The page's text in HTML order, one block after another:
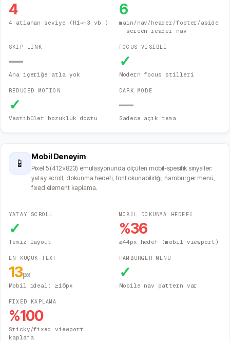
4
4 atlanan seviye (H1→H3 vb.)
6
main/nav/header/footer/aside
· screen reader nav
SKIP LINK
—
Ana içeriğe atla yok
FOCUS-VISIBLE
✓
Modern focus stilleri
REDUCED MOTION
✓
Vestibüler bozukluk dostu
DARK MODE
—
Sadece açık tema
📱
Mobil Deneyim
Pixel 5 (412×823) emülasyonunda ölçülen mobil-spesifik sinyaller:
yatay scroll, dokunma hedefi, font okunabilirliği, hamburger menü,
fixed element kaplama.
YATAY SCROLL
✓
Temiz layout
MOBİL DOKUNMA HEDEFİ
%36
≥44px hedef (mobil viewport)
EN KÜÇÜK TEXT
13px
Mobil ideal: ≥16px
HAMBURGER MENÜ
✓
Mobile nav pattern var
FIXED KAPLAMA
%100
Sticky/fixed viewport
kaplama